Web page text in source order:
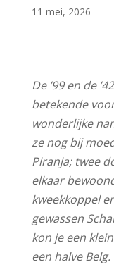
11 mei, 2026
De ’99 en de
betekende
wonderlijke
ze nog bij
Piranja; twee
elkaar
kweekkoppel
gewassen
kon je een
een halve